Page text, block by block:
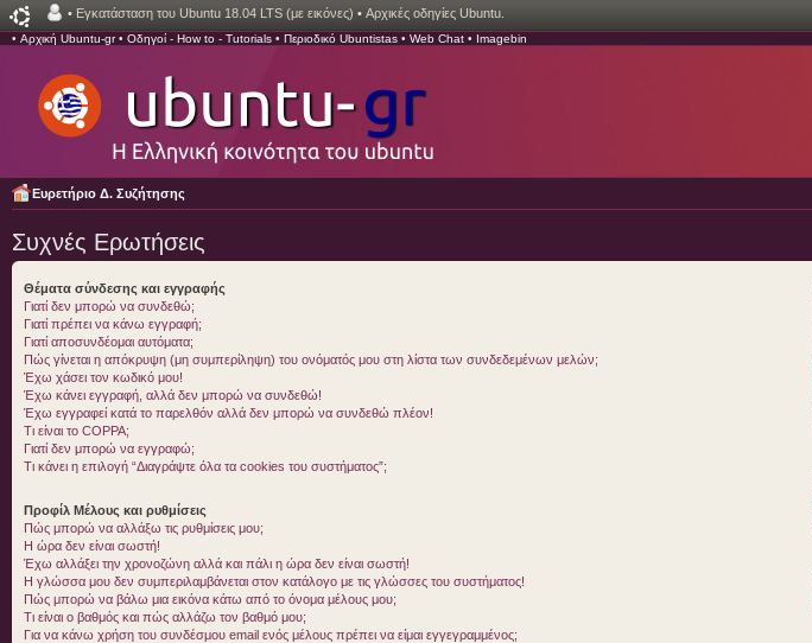
• Εγκατάσταση του Ubuntu 18.04 LTS (με εικόνες) • Αρχικές οδηγίες Ubuntu.
• Αρχική Ubuntu-gr• Οδηγοί - How to - Tutorials • Περιοδικό Ubuntistas • Web Chat • Imagebin
Ευρετήριο Δ. Συζήτησης
Συχνές Ερωτήσεις
Θέματα σύνδεσης και εγγραφής
Γιατί δεν μπορώ να συνδεθώ;
Γιατί πρέπει να κάνω εγγραφή;
Γιατί αποσυνδέομαι αυτόματα;
Πώς γίνεται η απόκρυψη (μη συμπερίληψη) του ονόματός μου στη λίστα των συνδεδεμένων μελών;
Έχω χάσει τον κωδικό μου!
Έχω κάνει εγγραφή, αλλά δεν μπορώ να συνδεθώ!
Έχω εγγραφεί κατά το παρελθόν αλλά δεν μπορώ να συνδεθώ πλέον!
Τι είναι το COPPA;
Γιατί δεν μπορώ να εγγραφώ;
Τι κάνει η επιλογή “Διαγράψτε όλα τα cookies του συστήματος”;
Προφίλ Μέλους και ρυθμίσεις
Πώς μπορώ να αλλάξω τις ρυθμίσεις μου;
Η ώρα δεν είναι σωστή!
Έχω αλλάξει την χρονοζώνη αλλά και πάλι η ώρα δεν είναι σωστή!
Η γλώσσα μου δεν συμπεριλαμβάνεται στον κατάλογο με τις γλώσσες του συστήματος!
Πώς μπορώ να βάλω μια εικόνα κάτω από το όνομα μέλους μου;
Τι είναι ο βαθμός και πώς αλλάζω τον βαθμό μου;
Για να κάνω χρήση του συνδέσμου email ενός μέλους πρέπει να είμαι εγγεγραμμένος;